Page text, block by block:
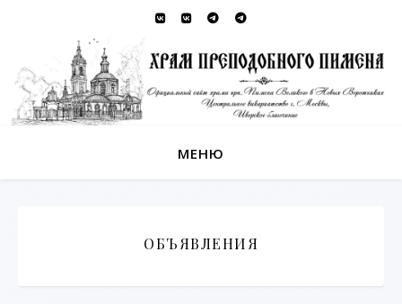
МЕНЮ
ОБЪЯВЛЕНИЯ